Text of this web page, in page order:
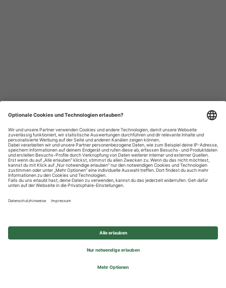
Datenschutzhinweise
Impressum
Privatsphäre-Einstellungen
© 2026 REWE Group - All rights reserved